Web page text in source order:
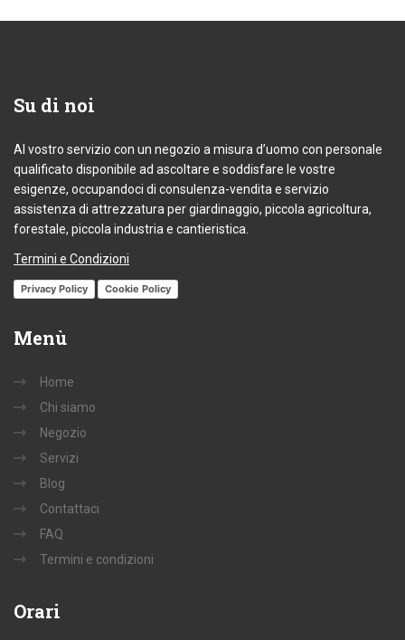
Su di noi
Al vostro servizio con un negozio a misura d’uomo con personale
qualificato disponibile ad ascoltare e soddisfare le vostre
esigenze, occupandoci di consulenza-vendita e servizio
assistenza di attrezzatura per giardinaggio, piccola agricoltura,
forestale, piccola industria e cantieristica.
Termini e Condizioni
Privacy Policy Cookie Policy
Menù
Home
Chi siamo
Negozio
Servizi
Blog
Contattaci
FAQ
Termini e condizioni
Orari